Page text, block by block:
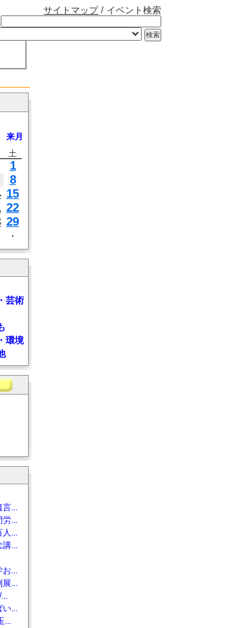
サイトマップ/ イベント検索
来月
土
1
8
15
22
29
・
芸術
環境
言...
労...
人...
講...
お...
...
い...
...